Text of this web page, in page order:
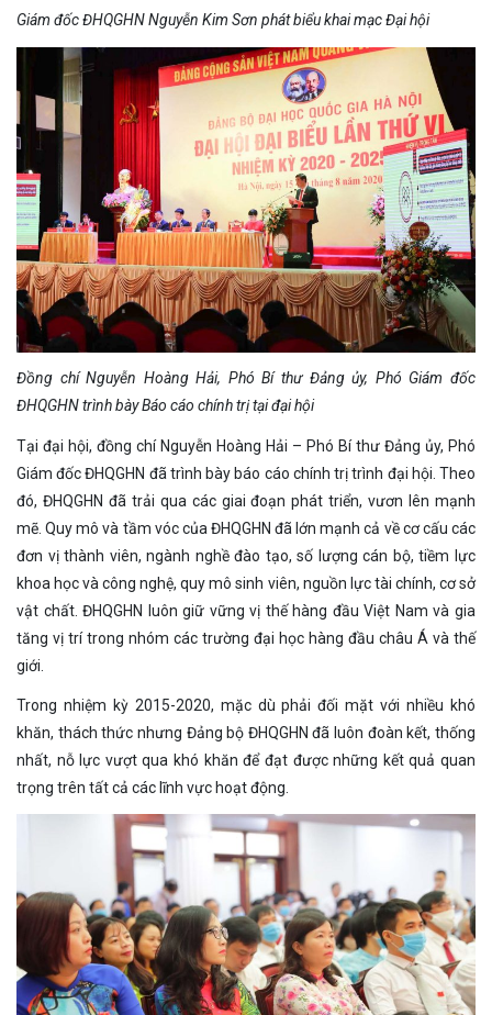
Giám đốc ĐHQGHN Nguyễn Kim Sơn phát biểu khai mạc Đại hội
Đồng chí Nguyễn Hoàng Hải, Phó Bí thư Đảng ủy, Phó Giám đốc
ĐHQGHN trình bày Báo cáo chính trị tại đại hội
Tại đại hội, đồng chí Nguyễn Hoàng Hải – Phó Bí thư Đảng ủy, Phó
Giám đốc ĐHQGHN đã trình bày báo cáo chính trị trình đại hội. Theo
đó, ĐHQGHN đã trải qua các giai đoạn phát triển, vươn lên mạnh
mẽ. Quy mô và tầm vóc của ĐHQGHN đã lớn mạnh cả về cơ cấu các
đơn vị thành viên, ngành nghề đào tạo, số lượng cán bộ, tiềm lực
khoa học và công nghệ, quy mô sinh viên, nguồn lực tài chính, cơ sở
vật chất. ĐHQGHN luôn giữ vững vị thế hàng đầu Việt Nam và gia
tăng vị trí trong nhóm các trường đại học hàng đầu châu Á và thế
giới.
Trong nhiệm kỳ 2015-2020, mặc dù phải đối mặt với nhiều khó
khăn, thách thức nhưng Đảng bộ ĐHQGHN đã luôn đoàn kết, thống
nhất, nỗ lực vượt qua khó khăn để đạt được những kết quả quan
trọng trên tất cả các lĩnh vực hoạt động.